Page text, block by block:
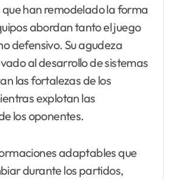
han remodelado la forma
abordan tanto el juego
defensivo. Su agudeza
al desarrollo de sistemas
las fortalezas de los
explotan las
los oponentes.
adaptables que
durante los partidos,